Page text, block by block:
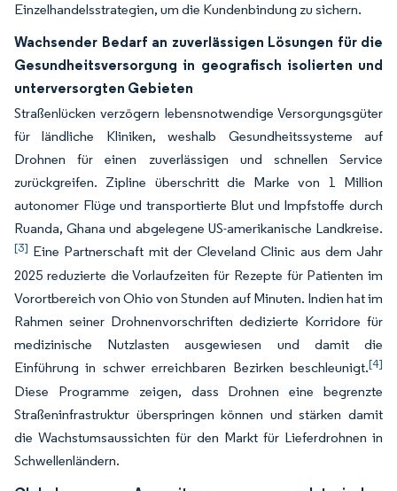
Einzelhandelsstrategien, um die Kundenbindung zu sichern.
Wachsender Bedarf an zuverlässigen Lösungen für die
Gesundheitsversorgung in geografisch isolierten und
unterversorgten Gebieten
Straßenlücken verzögern lebensnotwendige Versorgungsgüter
für ländliche Kliniken, weshalb Gesundheitssysteme auf
Drohnen für einen zuverlässigen und schnellen Service
zurückgreifen. Zipline überschritt die Marke von 1 Million
autonomer Flüge und transportierte Blut und Impfstoffe durch
Ruanda, Ghana und abgelegene US-amerikanische Landkreise.
[3] Eine Partnerschaft mit der Cleveland Clinic aus dem Jahr
2025 reduzierte die Vorlaufzeiten für Rezepte für Patienten im
Vorortbereich von Ohio von Stunden auf Minuten. Indien hat im
Rahmen seiner Drohnenvorschriften dedizierte Korridore für
medizinische Nutzlasten ausgewiesen und damit die
Einführung in schwer erreichbaren Bezirken beschleunigt.[4]
Diese Programme zeigen, dass Drohnen eine begrenzte
Straßeninfrastruktur überspringen können und stärken damit
die Wachstumsaussichten für den Markt für Lieferdrohnen in
Schwellenländern.